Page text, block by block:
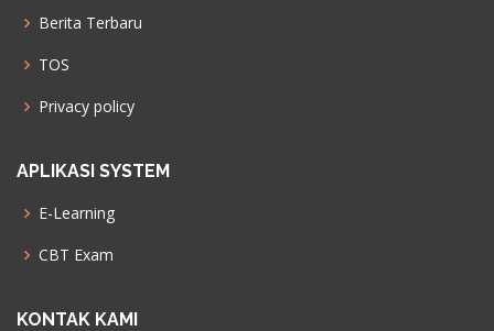
Berita Terbaru
TOS
Privacy policy
APLIKASI SYSTEM
E-Learning
CBT Exam
KONTAK KAMI